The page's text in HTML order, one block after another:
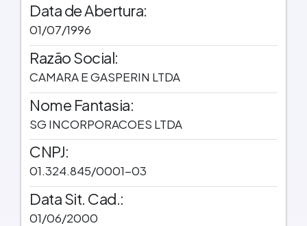
Data de Abertura:
01/07/1996
Razão Social:
CAMARA E GASPERIN LTDA
Nome Fantasia:
SG INCORPORACOES LTDA
CNPJ:
01.324.845/0001-03
Data Sit. Cad.:
01/06/2000